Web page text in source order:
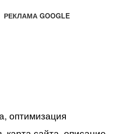
РЕКЛАМА GOOGLE
оптимизация